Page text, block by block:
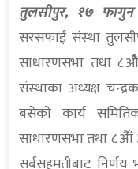
तुलसीपुर, १७
सरसफाई संस्था
साधारणसभा तथा
संस्थाका अध्यक्ष
बसेकाे कार्य
साधारणसभा तथा ८अैाँ